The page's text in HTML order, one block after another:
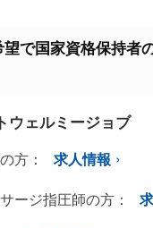
望で国家資格保持者
ウェルミージョブ
方：
求人情報
ージ指圧師の方：